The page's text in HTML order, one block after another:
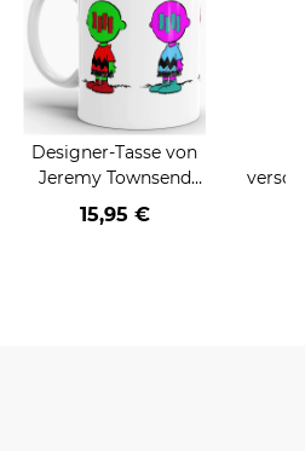
Designer-Tasse von
Jeremy Townsend
"The Blockhead"
15,95 €